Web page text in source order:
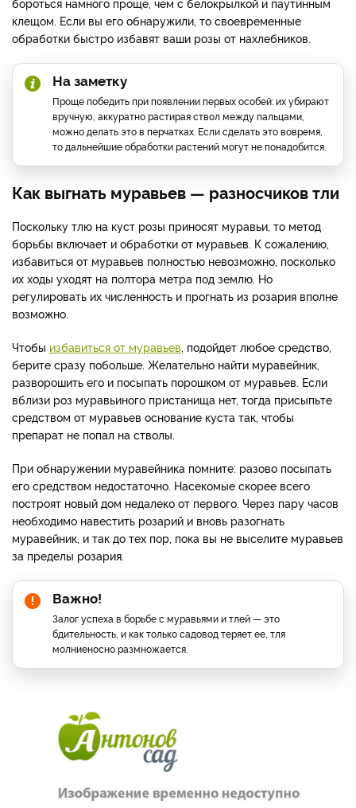
бороться намного проще, чем с белокрылкой и паутинным
клещом. Если вы его обнаружили, то своевременные
обработки быстро избавят ваши розы от нахлебников.
На заметку
Проще победить при появлении первых особей: их убирают
вручную, аккуратно растирая ствол между пальцами,
можно делать это в перчатках. Если сделать это вовремя,
то дальнейшие обработки растений могут не понадобится.
Как выгнать муравьев — разносчиков тли
Поскольку тлю на куст розы приносят муравьи, то метод
борьбы включает и обработки от муравьев. К сожалению,
избавиться от муравьев полностью невозможно, посколько
их ходы уходят на полтора метра под землю. Но
регулировать их численность и прогнать из розария вполне
возможно.
Чтобы избавиться от муравьев, подойдет любое средство,
берите сразу побольше. Желательно найти муравейник,
разворошить его и посыпать порошком от муравьев. Если
вблизи роз муравьиного пристанища нет, тогда присыпьте
средством от муравьев основание куста так, чтобы
препарат не попал на стволы.
При обнаружении муравейника помните: разово посыпать
его средством недостаточно. Насекомые скорее всего
построят новый дом недалеко от первого. Через пару часов
необходимо навестить розарий и вновь разогнать
муравейник, и так до тех пор, пока вы не выселите муравьев
за пределы розария.
Важно!
Залог успеха в борьбе с муравьями и тлей — это
бдительность, и как только садовод теряет ее, тля
молниеносно размножается.